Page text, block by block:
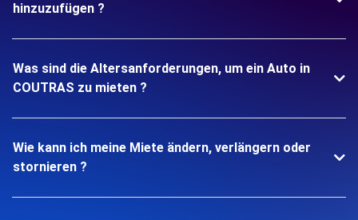
hinzuzufügen ?
Was sind die Altersanforderungen, um ein Auto in
COUTRAS zu mieten ?
Wie kann ich meine Miete ändern, verlängern oder
stornieren ?